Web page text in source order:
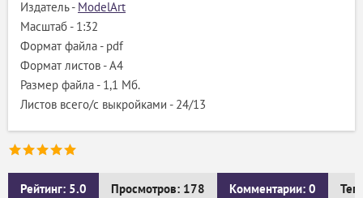
Издатель - ModelArt
Масштаб - 1:32
Формат файла - pdf
Формат листов - A4
Размер файла - 1,1 Мб.
Листов всего/с выкройками - 24/13
Рейтинг: 5.0 Просмотров: 178 Комментарии: 0